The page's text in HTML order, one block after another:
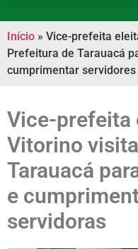
Início » Vice-prefeita
Prefeitura de Tarauacá
cumprimentar
Vice-prefeita
Vitorino
Tarauacá
e
servidoras